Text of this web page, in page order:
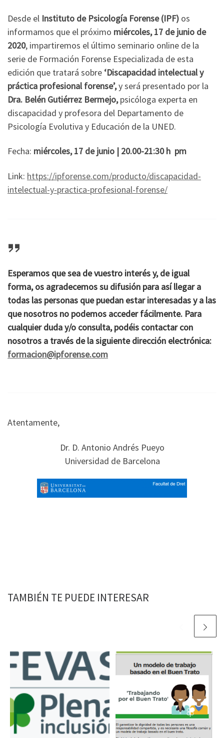
Desde el Instituto de Psicología Forense (IPF) os
informamos que el próximo miércoles, 17 de junio de
2020, impartiremos el último seminario online de la
serie de Formación Forense Especializada de esta
edición que tratará sobre ‘Discapacidad intelectual y
práctica profesional forense’,y será presentado por la
Dra. Belén Gutiérrez Bermejo,psicóloga experta en
discapacidad y profesora del Departamento de
Psicología Evolutiva y Educación de la UNED.
Fecha: miércoles, 17 de junio | 20.00-21:30 h pm
Link: https://ipforense.com/producto/discapacidad-
intelectual-y-practica-profesional-forense/
Esperamos que sea de vuestro interés y, de igual
forma, os agradecemos su difusión para así llegar a
todas las personas que puedan estar interesadas y a las
que nosotros no podemos acceder fácilmente. Para
cualquier duda y/o consulta, podéis contactar con
nosotros a través de la siguiente dirección electrónica:
formacion@ipforense.com
Atentamente,
Dr. D. Antonio Andrés Pueyo
Universidad de Barcelona
TAMBIÉN TE PUEDE INTERESAR